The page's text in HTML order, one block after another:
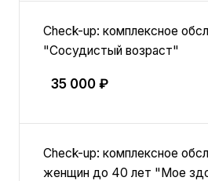
Check-up: комплексное
"Сосудистый возраст"
35 000 ₽
Check-up: комплексное
женщин до 40 лет "Мое